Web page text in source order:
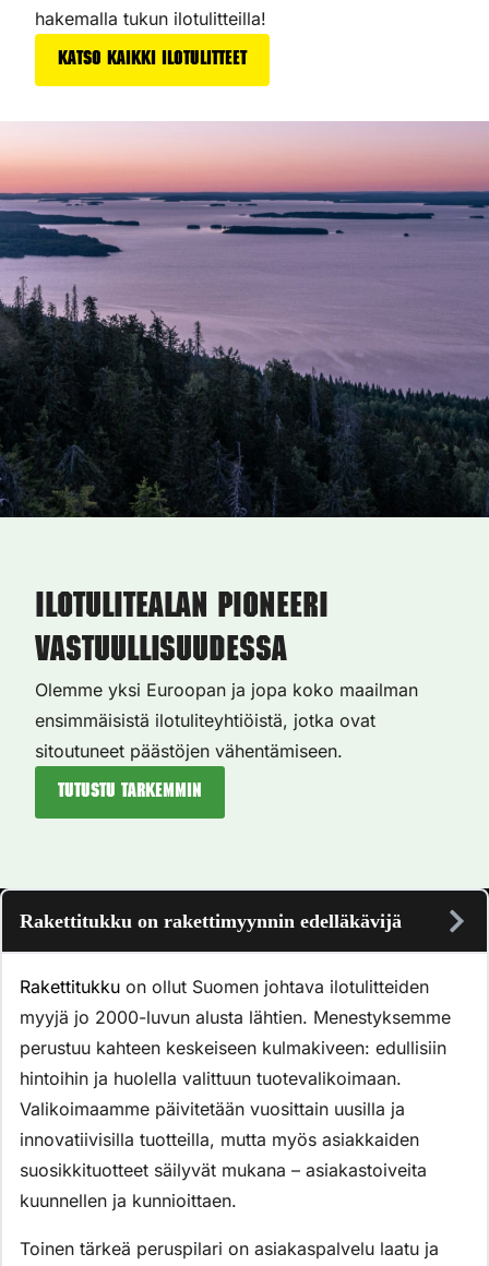
hakemalla tukun ilotulitteilla!
Katso kaikki ilotulitteet
Ilotulitealan pioneeri
vastuullisuudessa
Olemme yksi Euroopan ja jopa koko maailman
ensimmäisistä ilotuliteyhtiöistä, jotka ovat
sitoutuneet päästöjen vähentämiseen.
Tutustu tarkemmin
Rakettitukku on rakettimyynnin edelläkävijä
Rakettitukku on ollut Suomen johtava ilotulitteiden
myyjä jo 2000-luvun alusta lähtien. Menestyksemme
perustuu kahteen keskeiseen kulmakiveen: edullisiin
hintoihin ja huolella valittuun tuotevalikoimaan.
Valikoimaamme päivitetään vuosittain uusilla ja
innovatiivisilla tuotteilla, mutta myös asiakkaiden
suosikkituotteet säilyvät mukana – asiakastoiveita
kuunnellen ja kunnioittaen.
Toinen tärkeä peruspilari on asiakaspalvelu laatu ja